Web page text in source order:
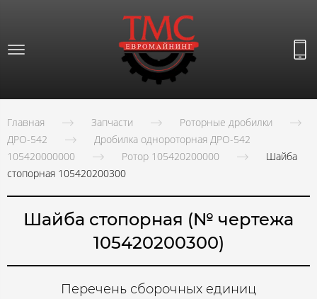
Главная Запчасти
Роторные дробилки
ДРО-542
Дробилка однороторная ДРО-542
105420000000
Ротор 105420200000
Шайба
стопорная 105420200300
Шайба стопорная (№ чертежа
105420200300)
Перечень сборочных единиц